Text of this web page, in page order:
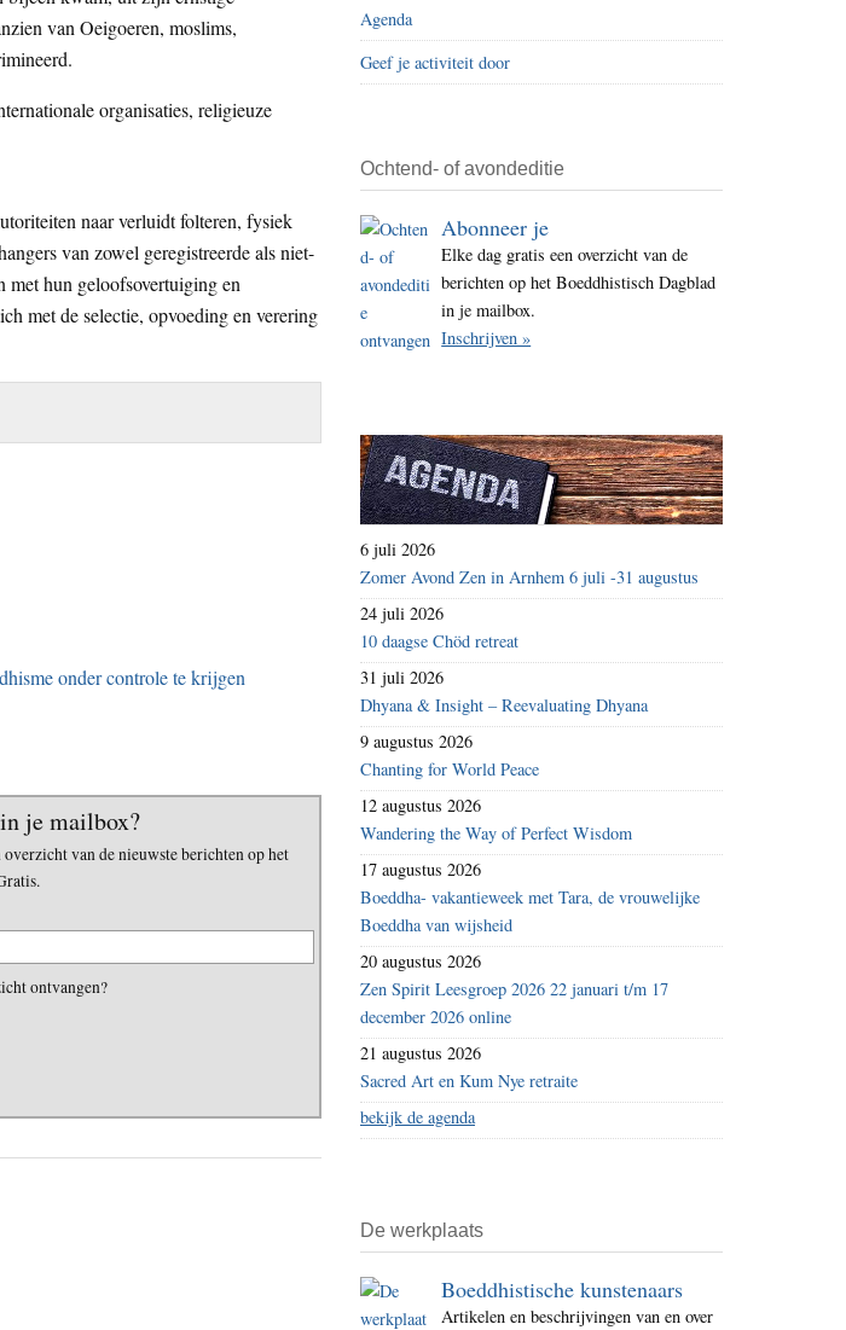
i
t
e
van Oeigoeren, moslims,
organisaties, religieuze
naar verluidt folteren, fysiek
van zowel geregistreerde als niet-
met hun geloofsovertuiging en
met de selectie, opvoeding en verering
onder controle te krijgen
je mailbox?
overzicht van de nieuwste berichten op het
ontvangen?
Agenda
Geef je activiteit door
Ochtend- of avondeditie
Abonneer je
Elke dag gratis een overzicht van de
berichten op het Boeddhistisch Dagblad
in je mailbox.
Inschrijven »
6 juli 2026
Zomer Avond Zen in Arnhem 6 juli -31 augustus
24 juli 2026
10 daagse Chöd retreat
31 juli 2026
Dhyana & Insight – Reevaluating Dhyana
9 augustus 2026
Chanting for World Peace
12 augustus 2026
Wandering the Way of Perfect Wisdom
17 augustus 2026
Boeddha- vakantieweek met Tara, de vrouwelijke
Boeddha van wijsheid
20 augustus 2026
Zen Spirit Leesgroep 2026 22 januari t/m 17
december 2026 online
21 augustus 2026
Sacred Art en Kum Nye retraite
bekijk de agenda
De werkplaats
Boeddhistische kunstenaars
Artikelen en beschrijvingen van en over